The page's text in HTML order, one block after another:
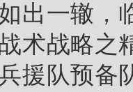
出一辙，
术战略之
援队预备